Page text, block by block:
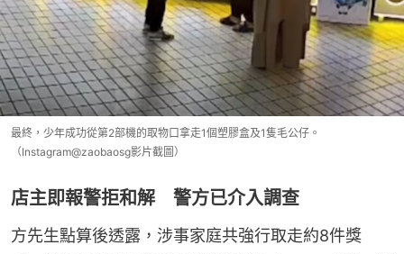
最終，少年成功從第2部機的取物口拿走1個塑膠盒及1隻毛公仔。
（Instagram@zaobaosg影片截圖）
店主即報警拒和解 警方已介入調查
方先生點算後透露，涉事家庭共強行取走約8件獎